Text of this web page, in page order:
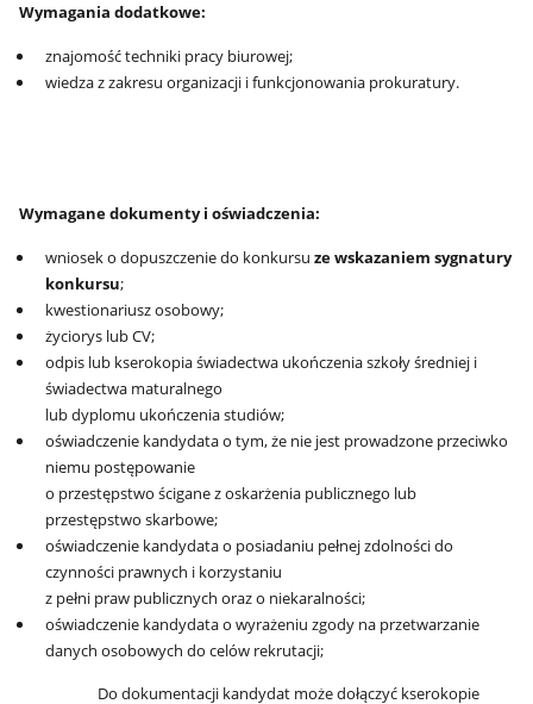
Wymagania dodatkowe:
znajomość techniki pracy biurowej;
wiedza z zakresu organizacji i funkcjonowania prokuratury.
Wymagane dokumenty i oświadczenia:
wniosek o dopuszczenie do konkursuze wskazaniem sygnatury
konkursu;
kwestionariusz osobowy;
życiorys lub CV;
odpis lub kserokopia świadectwa ukończenia szkoły średniej i
świadectwa maturalnego
lub dyplomu ukończenia studiów;
oświadczenie kandydata o tym, że nie jest prowadzone przeciwko
niemu postępowanie
o przestępstwo ścigane z oskarżenia publicznego lub
przestępstwo skarbowe;
oświadczenie kandydata o posiadaniu pełnej zdolności do
czynności prawnych i korzystaniu
z pełni praw publicznych oraz o niekaralności;
oświadczenie kandydata o wyrażeniu zgody na przetwarzanie
danych osobowych do celów rekrutacji;
Do dokumentacji kandydat może dołączyć kserokopie